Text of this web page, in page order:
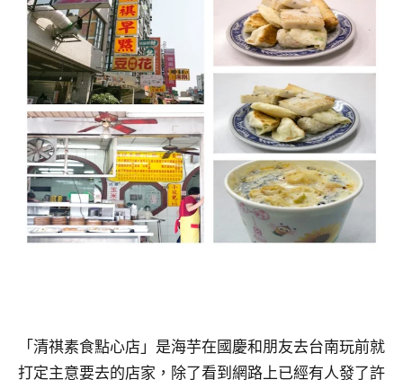
「清祺素食點心店」是海芋在國慶和朋友去台南玩前就
打定主意要去的店家，除了看到網路上已經有人發了許